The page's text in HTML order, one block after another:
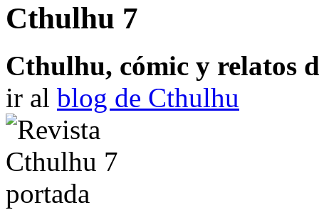
Cthulhu 7
Cthulhu, cómic y relatos
ir al blog de Cthulhu